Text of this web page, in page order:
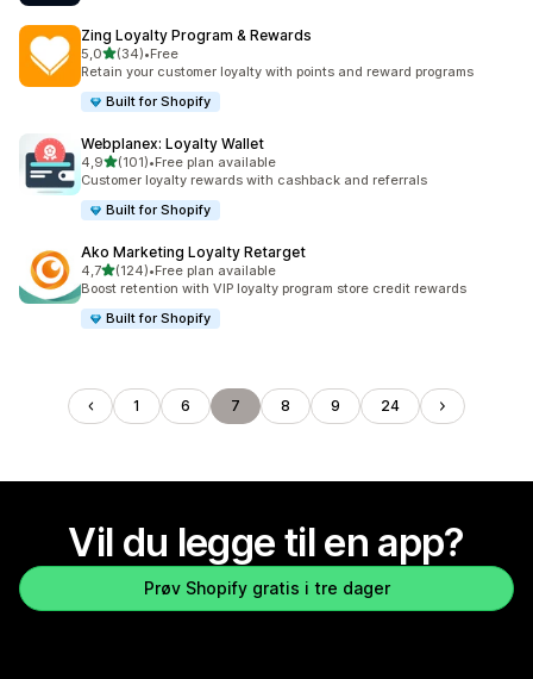
Zing Loyalty Program & Rewards
5,0av 5 stjerner
(34)
Totalt 34 omtaler
•Free
Retain your customer loyalty with points and reward programs
Built for Shopify
Webplanex: Loyalty Wallet
4,9av 5 stjerner
(101)
Totalt 101 omtaler
•Free plan available
Customer loyalty rewards with cashback and referrals
Built for Shopify
Ako Marketing Loyalty Retarget
4,7av 5 stjerner
(124)
Totalt 124 omtaler
•Free plan available
Boost retention with VIP loyalty program store credit rewards
Built for Shopify
1 6 7 8 9 24
Vil du legge til en app?
Prøv Shopify gratis i tre dager